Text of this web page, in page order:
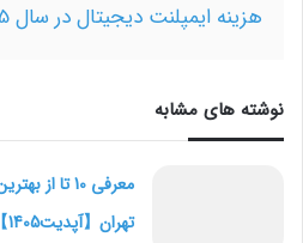
هزینه ایمپلنت دیجیتال در سال 1405
نوشته های مشابه
معرفی 10 تا
تهران【آپدیت1405】✅